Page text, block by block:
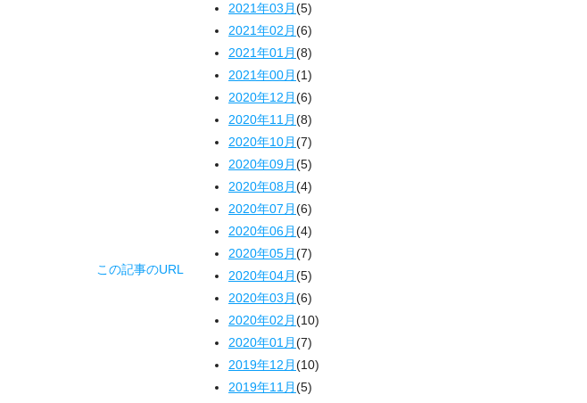
この記事のURL
2021年03月(5)
2021年02月(6)
2021年01月(8)
2021年00月(1)
2020年12月(6)
2020年11月(8)
2020年10月(7)
2020年09月(5)
2020年08月(4)
2020年07月(6)
2020年06月(4)
2020年05月(7)
2020年04月(5)
2020年03月(6)
2020年02月(10)
2020年01月(7)
2019年12月(10)
2019年11月(5)